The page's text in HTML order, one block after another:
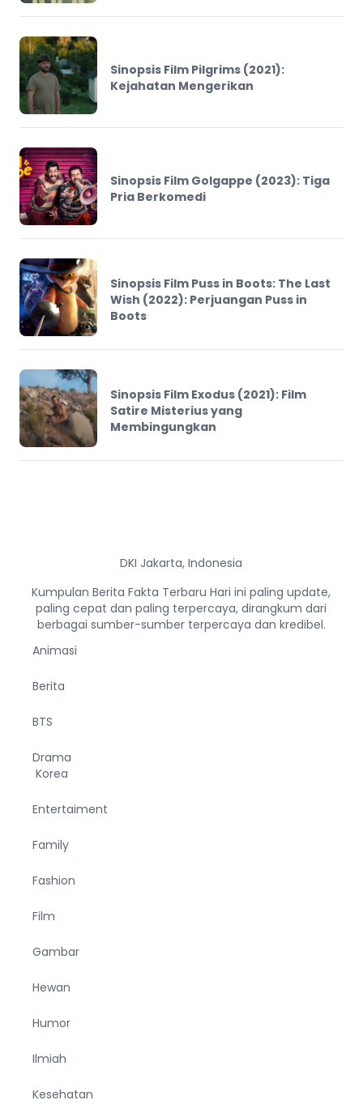
Sinopsis Film Pilgrims (2021):
Kejahatan Mengerikan
Sinopsis Film Golgappe (2023): Tiga
Pria Berkomedi
Sinopsis Film Puss in Boots: The Last
Wish (2022): Perjuangan Puss in
Boots
Sinopsis Film Exodus (2021): Film
Satire Misterius yang
Membingungkan
DKI Jakarta, Indonesia
Kumpulan Berita Fakta Terbaru Hari ini paling update,
paling cepat dan paling terpercaya, dirangkum dari
berbagai sumber-sumber terpercaya dan kredibel.
Animasi
Berita
BTS
Drama
Korea
Entertaiment
Family
Fashion
Film
Gambar
Hewan
Humor
Ilmiah
Kesehatan